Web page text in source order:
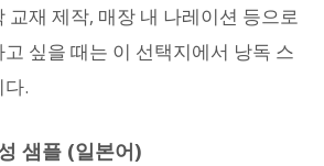
교재 제작, 매장 내 나레이션 등으로
싶을 때는 이 선택지에서 낭독 스
.
샘플 (일본어)